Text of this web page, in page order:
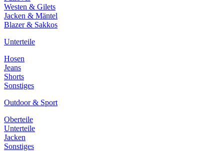
Westen & Gilets
Jacken & Mäntel
Blazer & Sakkos
Unterteile
Hosen
Jeans
Shorts
Sonstiges
Outdoor & Sport
Oberteile
Unterteile
Jacken
Sonstiges